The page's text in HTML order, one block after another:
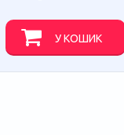
У КОШИК